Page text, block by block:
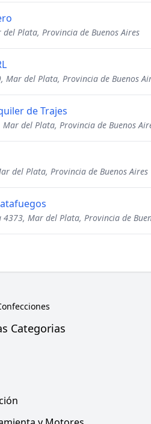
Plata, Provincia de Buenos Aires
Mar del Plata, Provincia de Buenos
de Trajes
del Plata, Provincia de Buenos
del Plata, Provincia de Buenos Aires
4373, Mar del Plata, Provincia de
Categorias